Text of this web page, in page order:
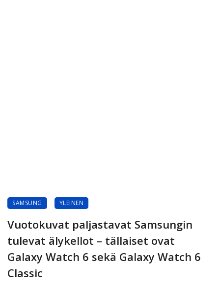
SAMSUNG YLEINEN
Vuotokuvat paljastavat Samsungin
tulevat älykellot – tällaiset ovat
Galaxy Watch 6 sekä Galaxy Watch 6
Classic